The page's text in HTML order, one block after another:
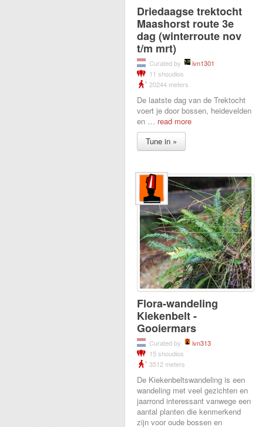
Driedaagse trektocht
Maashorst route 3e
dag (winterroute nov
t/m mrt)
Curated by
ivn1301
11 shoudios
20244 meters
De laatste dag van de Trektocht
voert je door bossen, heidevelden
en … read more
Tune in »
Flora-wandeling
Kiekenbelt -
Gooiermars
Curated by
ivn313
15 shoudios
3512 meters
De Kiekenbeltswandeling is een
wandeling met veel gezichten en
jaarrond interessant vanwege een
aantal planten die kenmerkend
zijn voor oude bossen en